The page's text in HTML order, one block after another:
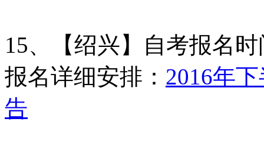
15、【绍兴】自考报名
报名详细安排： 2016年
告